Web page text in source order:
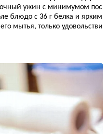
ужин с минимумом пос
блюдо с 36 г белка и ярким
мытья, только удовольстви